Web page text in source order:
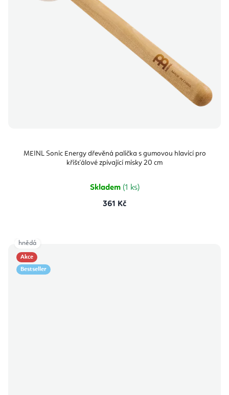
MEINL Sonic Energy dřevěná palička s gumovou hlavicí pro
křišťálové zpívající misky 20 cm
Skladem (1 ks)
361 Kč
Akce
Bestseller
hnědá